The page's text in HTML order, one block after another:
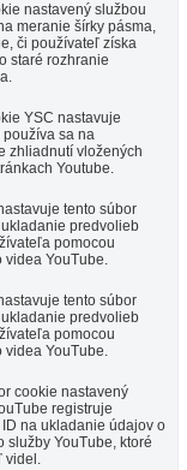
nastavený službou
meranie šírky pásma,
či používateľ získa
staré rozhranie
YSC nastavuje
používa sa na
zhliadnutí vložených
Youtube.
tento súbor
predvolieb
pomocou
videa YouTube.
tento súbor
predvolieb
pomocou
videa YouTube.
cookie nastavený
registruje
na ukladanie údajov o
služby YouTube, ktoré
videl.